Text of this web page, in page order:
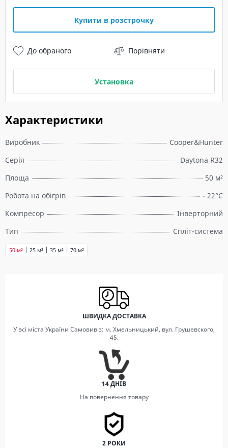
Характеристики
Виробник
Cooper&Hunter
Серія
Daytona R32
Площа
50 м²
Робота на обігрів
- 22°C
Компресор
Інверторний
Тип
Спліт-система
25 м² 35 м²
50 м² 70 м²
Купити в розстрочку
До обраного Порівняти
Установка
ШВИДКА ДОСТАВКА
У всі міста України Самовивіз: м. Хмельницький, вул. Грушевского,
45.
14 ДНІВ
На повернення товару
2 РОКИ